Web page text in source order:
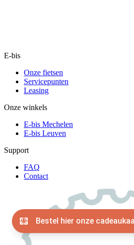
E-bis
Onze fietsen
Servicepunten
Leasing
Onze winkels
E-bis Mechelen
E-bis Leuven
Support
FAQ
Contact